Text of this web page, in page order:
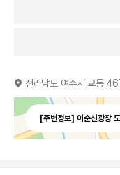
전라남도 여수시 교동
[주변정보] 이순신광장